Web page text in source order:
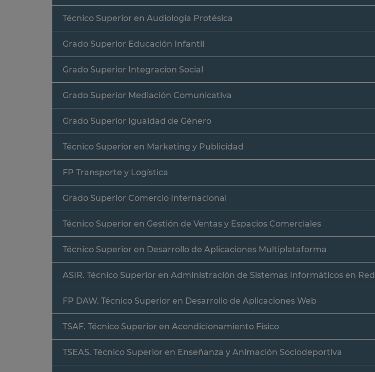
Técnico Superior en Audiología Protésica
Grado Superior Educación Infantil
Grado Superior Integracion Social
Grado Superior Mediación Comunicativa
Grado Superior Igualdad de Género
Técnico Superior en Marketing y Publicidad
FP Transporte y Logística
Grado Superior Comercio Internacional
Técnico Superior en Gestión de Ventas y Espacios Comerciales
Técnico Superior en Desarrollo de Aplicaciones Multiplataforma
ASIR. Técnico Superior en Administración de Sistemas Informáticos en Red
FP DAW. Técnico Superior en Desarrollo de Aplicaciones Web
TSAF. Técnico Superior en Acondicionamiento Fisico
TSEAS. Técnico Superior en Enseñanza y Animación Sociodeportiva